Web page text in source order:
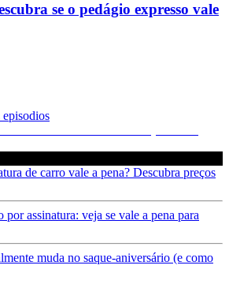
se o pedágio expresso vale
episodios
de carro vale a pena? Descubra preços
assinatura: veja se vale a pena para
muda no saque-aniversário (e como